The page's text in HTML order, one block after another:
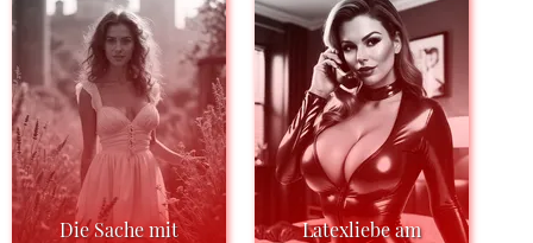
Die Sache mit
Latexliebe am